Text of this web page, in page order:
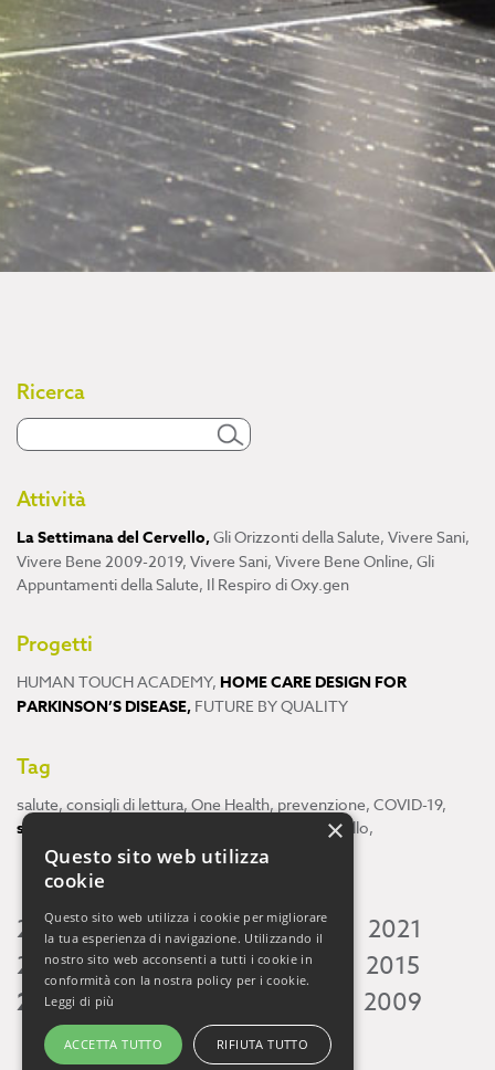
Ricerca
Attività
La Settimana del Cervello,Gli Orizzonti della Salute, Vivere Sani,
Vivere Bene 2009-2019, Vivere Sani, Vivere Bene Online, Gli
Appuntamenti della Salute, Il Respiro di Oxy.gen
Progetti
HUMAN TOUCH ACADEMY, HOME CARE DESIGN FOR
PARKINSON’S DISEASE, FUTURE BY QUALITY
Tag
salute, consigli di lettura, One Health, prevenzione, COVID-19,
scienza cervello,
2026 2025 2024 2023 2022
2021
2020 2019 2018 2017 2016
2015
2014 2013 2009
×
Questo sito web utilizza
cookie
Questo sito web utilizza i cookie per migliorare
la tua esperienza di navigazione. Utilizzando il
nostro sito web acconsenti a tutti i cookie in
conformità con la nostra policy per i cookie.
Leggi di più
ACCETTA TUTTO RIFIUTA TUTTO